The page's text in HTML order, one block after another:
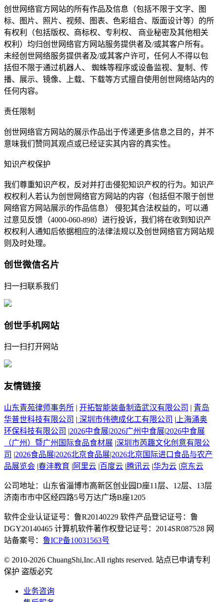
创世网络官方网站的所有作品及信息（包括不限于文字、图
标、图片、照片、视频、图表、色彩组合、版面设计等）的所
有权利（包括版权、商标权、专利权、 商业秘密及其他相关
权利）均归创世网络官方网站服务提供者及/或其客户所有。
未经创世网络服务提供者及/或其客户许可，任何人不得以包
括但不限于通过机器人、 蜘蛛等程序或设备监视、复制、传
播、展示、镜像、上载、下载等方式擅自使用创世网络站内的
任何内容。
责任限制
创世网络官方网站的展示作品出于传递更多信息之目的，并不
意味我们赞同其观点或已经证实其内容的真实性。
知识产权保护
我们尊重知识产权，反对并打击侵犯知识产权的行为。知识产
权权利人若认为创世网络官方网站的内容（包括但不限于创世
网络官方网站展示的作品信息） 侵犯其合法权益的，可以通
过意见反馈（4000-060-898）进行投诉，我们将在收到知识产
权权利人通知后依据相应的法律法规以及创世网络官方网站规
则及时处理。
创世微信名片
扫一扫联系我们
创世手机网站
扫一扫打开网站
友情链接
山东青苑律师事务所 | 开拓智能装备制造武汉有限公司 | 青岛
华普世科技有限公司 | 深圳市伟德成化工有限公司 | 上海涌奥
环保科技有限公司 |2026中食展|2026广州中食展|2026中食展
（广州）暨广州国际食品食材展 |深圳市芮趣文化创意有限公
司 |2026食品展|2026北京食品展|2026北京国际进口食品与农产
品展览会 |春沣教育 | 阿里云 |百度云 |腾讯云 |华为云 |京东云
公司地址：山东省淄博市高新区创业园D座11层、12层、13层
济南市市中区经四路5号万达广场B座1205
软件企业认证证号：鲁R20140229 软件产品登记证号：鲁
DGY20140465 计算机软件著作权登记证号：2014SR087528 网
站备案号： 鲁ICP备10031563号
© 2010-2026 ChuangShi,Inc.All rights reserved. 站点已申请专利
保护 盗版必究
业务咨询